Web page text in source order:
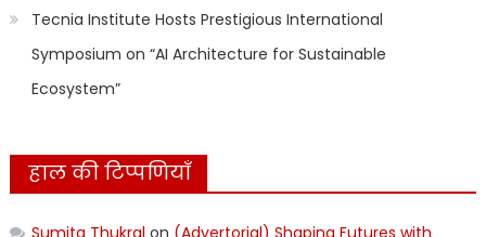
Tecnia Institute Hosts Prestigious International
Symposium on “AI Architecture for Sustainable
Ecosystem”
हाल की टिप्पणियाँ
Sumita Thukral on (Advertorial) Shaping Futures with